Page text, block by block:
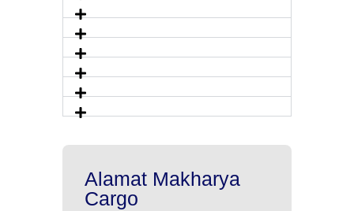
Alamat Makharya
Cargo